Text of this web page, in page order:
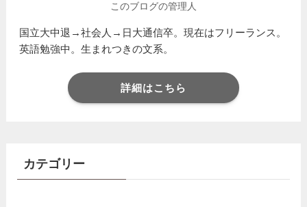
このブログの管理人
国立大中退→社会人→日大通信卒。現在はフリーランス。
英語勉強中。生まれつきの文系。
詳細はこちら
カテゴリー